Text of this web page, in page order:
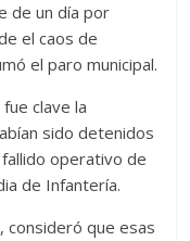
de un día por
el caos de
el paro municipal.
clave la
sido detenidos
operativo de
de Infantería.
consideró que esas